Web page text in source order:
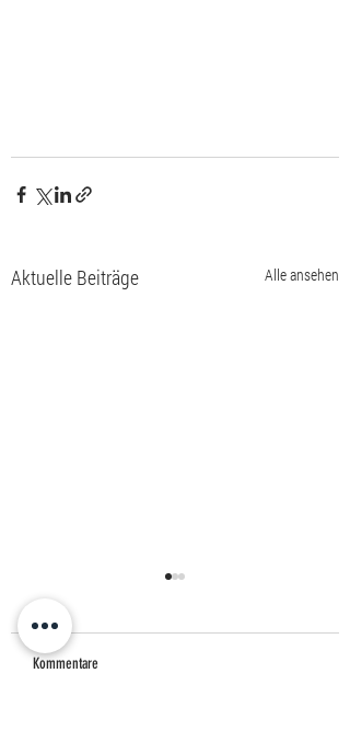
Aktuelle Beiträge Alle ansehen
Kommentare